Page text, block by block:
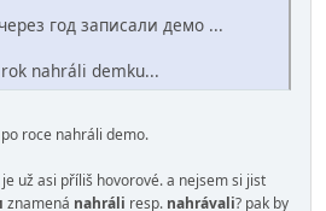
год записали демо ...
nahráli demku...
roce nahráli demo.
už asi příliš hovorové. a nejsem si jist
znamená nahráli resp. nahrávali? pak by